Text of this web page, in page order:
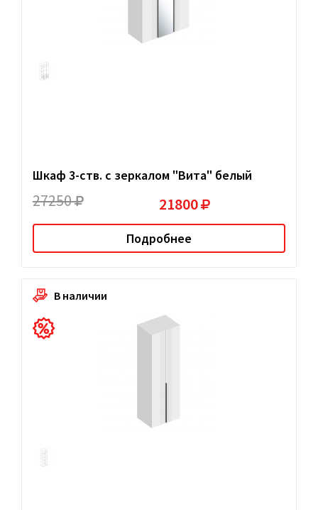
Шкаф 3-ств. с зеркалом "Вита" белый
27250 21800
Подробнее
В наличии